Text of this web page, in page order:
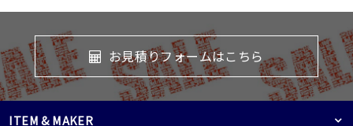
お見積りフォームはこちら
ITEM & MAKER